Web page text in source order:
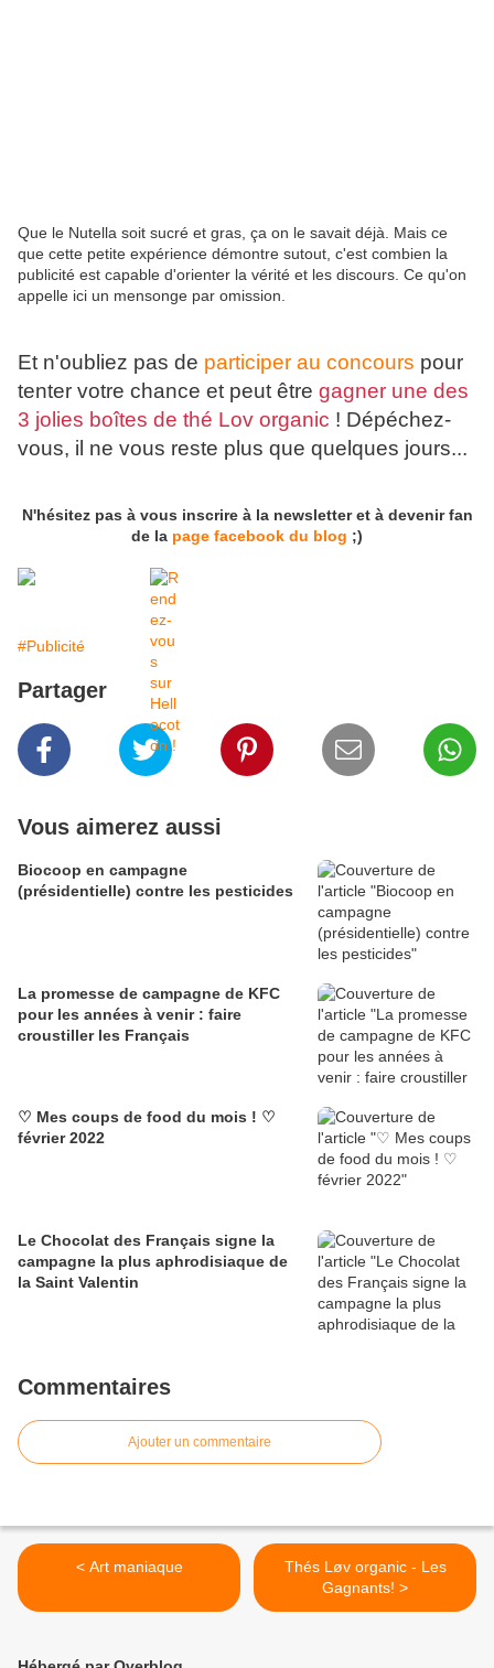
Que le Nutella soit sucré et gras, ça on le savait déjà. Mais ce
que cette petite expérience démontre sutout, c'est combien la
publicité est capable d'orienter la vérité et les discours. Ce qu'on
appelle ici un mensonge par omission.
Et n'oubliez pas de participer au concours pour
tenter votre chance et peut être gagner une des
3 jolies boîtes de thé Lov organic ! Dépéchez-
vous, il ne vous reste plus que quelques jours...
N'hésitez pas à vous inscrire à la newsletter et à devenir fan
de la page facebook du blog ;)
#Publicité
Partager
Vous aimerez aussi
Biocoop en campagne
(présidentielle) contre les pesticides
La promesse de campagne de KFC
pour les années à venir : faire
croustiller les Français
♡ Mes coups de food du mois ! ♡
février 2022
Le Chocolat des Français signe la
campagne la plus aphrodisiaque de
la Saint Valentin
Commentaires
Ajouter un commentaire
< Art maniaque
Thés Løv organic - Les
Gagnants! >